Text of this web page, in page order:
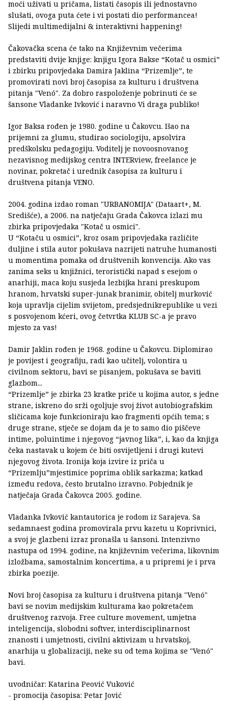
moći uživati u pričama, listati časopis ili jednostavno
slušati, ovoga puta ćete i vi postati dio performancea!
Slijedi multimedijalni & interaktivni happening!
Čakovačka scena će tako na Književnim večerima
predstaviti dvije knjige: knjigu Igora Bakse “Kotač u osmici”
i zbirku pripovjedaka Damira Jaklina “Prizemlje”, te
promovirati novi broj časopisa za kulturu i društvena
pitanja "Venó". Za dobro raspoloženje pobrinuti će se
šansone Vladanke Ivković i naravno Vi draga publiko!
Igor Baksa rođen je 1980. godine u Čakovcu. Išao na
prijemni za glumu, studirao sociologiju, apsolvira
predškolsku pedagogiju. Voditelj je novoosnovanog
nezavisnog medijskog centra INTERview, freelance je
novinar, pokretač i urednik časopisa za kulturu i
društvena pitanja VENO.
2004. godina izdao roman "URBANOMIJA" (Dataart+, M.
Središće), a 2006. na natječaju Grada Čakovca izlazi mu
zbirka pripovjedaka "Kotač u osmici".
U “Kotaču u osmici”, kroz osam pripovjedaka različite
duljine i stila autor pokušava nazrijeti natruhe humanosti
u momentima pomaka od društvenih konvencija. Ako vas
zanima seks u knjižnici, teroristički napad s esejom o
anarhiji, maca koju susjeda lezbijka hrani preskupom
hranom, hrvatski super-junak branimir, obitelj murković
koja upravlja cijelim svijetom, predsjednikrepublike u vezi
s posvojenom kćeri, ovog četvrtka KLUB SC-a je pravo
mjesto za vas!
Damir Jaklin rođen je 1968. godine u Čakovcu. Diplomirao
je povijest i geografiju, radi kao učitelj, volontira u
civilnom sektoru, bavi se pisanjem, pokušava se baviti
glazbom...
“Prizemlje” je zbirka 23 kratke priče u kojima autor, s jedne
strane, iskreno do srži ogoljuje svoj život autobiografskim
sličicama koje funkcioniraju kao fragmenti općih tema; s
druge strane, stječe se dojam da je to samo dio piščeve
intime, poluintime i njegovog “javnog lika”, i, kao da knjiga
čeka nastavak u kojem će biti osvijetljeni i drugi kutevi
njegovog života. Ironija koja izvire iz priča u
“Prizemlju”mjestimice poprima oblik sarkazma; katkad
između redova, često brutalno izravno. Pobjednik je
natječaja Grada Čakovca 2005. godine.
Vladanka Ivković kantautorica je rodom iz Sarajeva. Sa
sedamnaest godina promovirala prvu kazetu u Koprivnici,
a svoj je glazbeni izraz pronašla u šansoni. Intenzivno
nastupa od 1994. godine, na književnim večerima, likovnim
izložbama, samostalnim koncertima, a u pripremi je i prva
zbirka poezije.
Novi broj časopisa za kulturu i društvena pitanja "Venó"
bavi se novim medijskim kulturama kao pokretačem
društvenog razvoja. Free culture movement, umjetna
inteligencija, slobodni softver, interdisciplinarnost
znanosti i umjetnosti, civilni aktivizam u hrvatskoj,
anarhija u globalizaciji, neke su od tema kojima se "Venó"
bavi.
uvodničar: Katarina Peović Vuković
- promocija časopisa: Petar Jović